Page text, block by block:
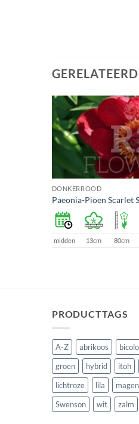
DONKERROOD
Paeonia-Pioen Scarlet
midden 13cm 80cm
PRODUCTTAGS
A-Z abrikoos
groen
hybrid itoh
lichtroze
lila
Swenson
wit zalm